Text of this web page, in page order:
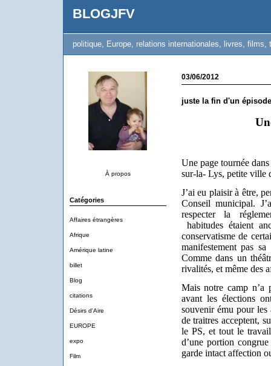
BLOGJFV
politique, Europe, relations internationales, livres, films,
À propos
Catégories
Affaires étrangères
Afrique
Amérique latine
billet
Blog
citations
Désirs d'Aire
EUROPE
expo
Film
03/06/2012
juste la fin d'un
Une page tournée
sur-la- Lys, petite ville
J’ai eu plaisir à être,
Conseil municipal.
respecter la
habitudes étaient
conservatisme de
manifestement pas
Comme dans un
rivalités, et même des
Mais notre camp n’a
avant les élections
souvenir ému pour les
de traitres acceptent,
le PS, et tout le
d’une portion
garde intact affection